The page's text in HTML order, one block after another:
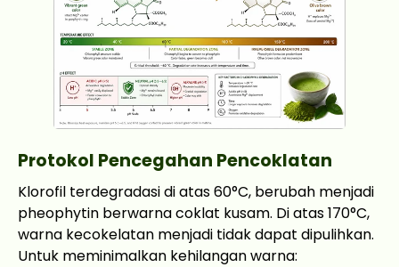
Protokol Pencegahan Pencoklatan
Klorofil terdegradasi di atas 60°C, berubah menjadi
pheophytin berwarna coklat kusam. Di atas 170°C,
warna kecokelatan menjadi tidak dapat dipulihkan.
Untuk meminimalkan kehilangan warna: